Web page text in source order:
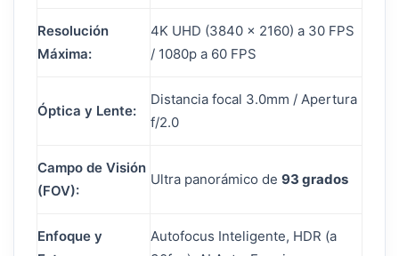
Resolución
Máxima:
4K UHD (3840 x 2160) a 30 FPS
/ 1080p a 60 FPS
Óptica y Lente:
Distancia focal 3.0mm / Apertura
f/2.0
Campo de Visión
(FOV):
Ultra panorámico de 93 grados
Enfoque y
Autofocus Inteligente, HDR (a